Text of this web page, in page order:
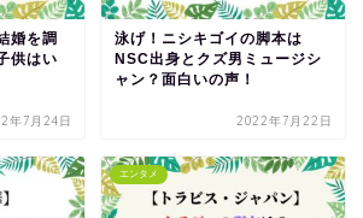
婚を調
供はい
年7月24日
泳げ！ニシキゴイの脚本は
NSC出身とクズ男ミュージシ
ャン？面白いの声！
2022年7月22日
エンタメ